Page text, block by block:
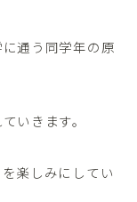
通う同学年の原
いきます。
楽しみにしてい